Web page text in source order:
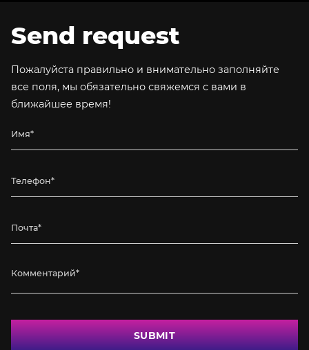
Send request
Пожалуйста правильно и внимательно заполняйте
все поля, мы обязательно свяжемся с вами в
ближайшее время!
SUBMIT